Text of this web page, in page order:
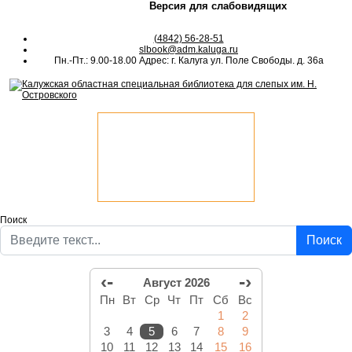
Версия для слабовидящих
(4842) 56-28-51
slbook@adm.kaluga.ru
Пн.-Пт.: 9.00-18.00 Адрес: г. Калуга ул. Поле Свободы. д. 36а
Поиск
Поиск
‹- Август 2026 -›
Пн Вт Ср Чт Пт Сб
Вс
1
2
3
4 5 6 7 8
9
10
11 12 13 14 15 16